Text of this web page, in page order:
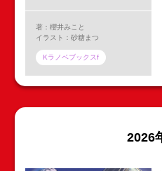
著：櫻井みこと
イラスト：砂糖まつ
Kラノベブックスf
2026